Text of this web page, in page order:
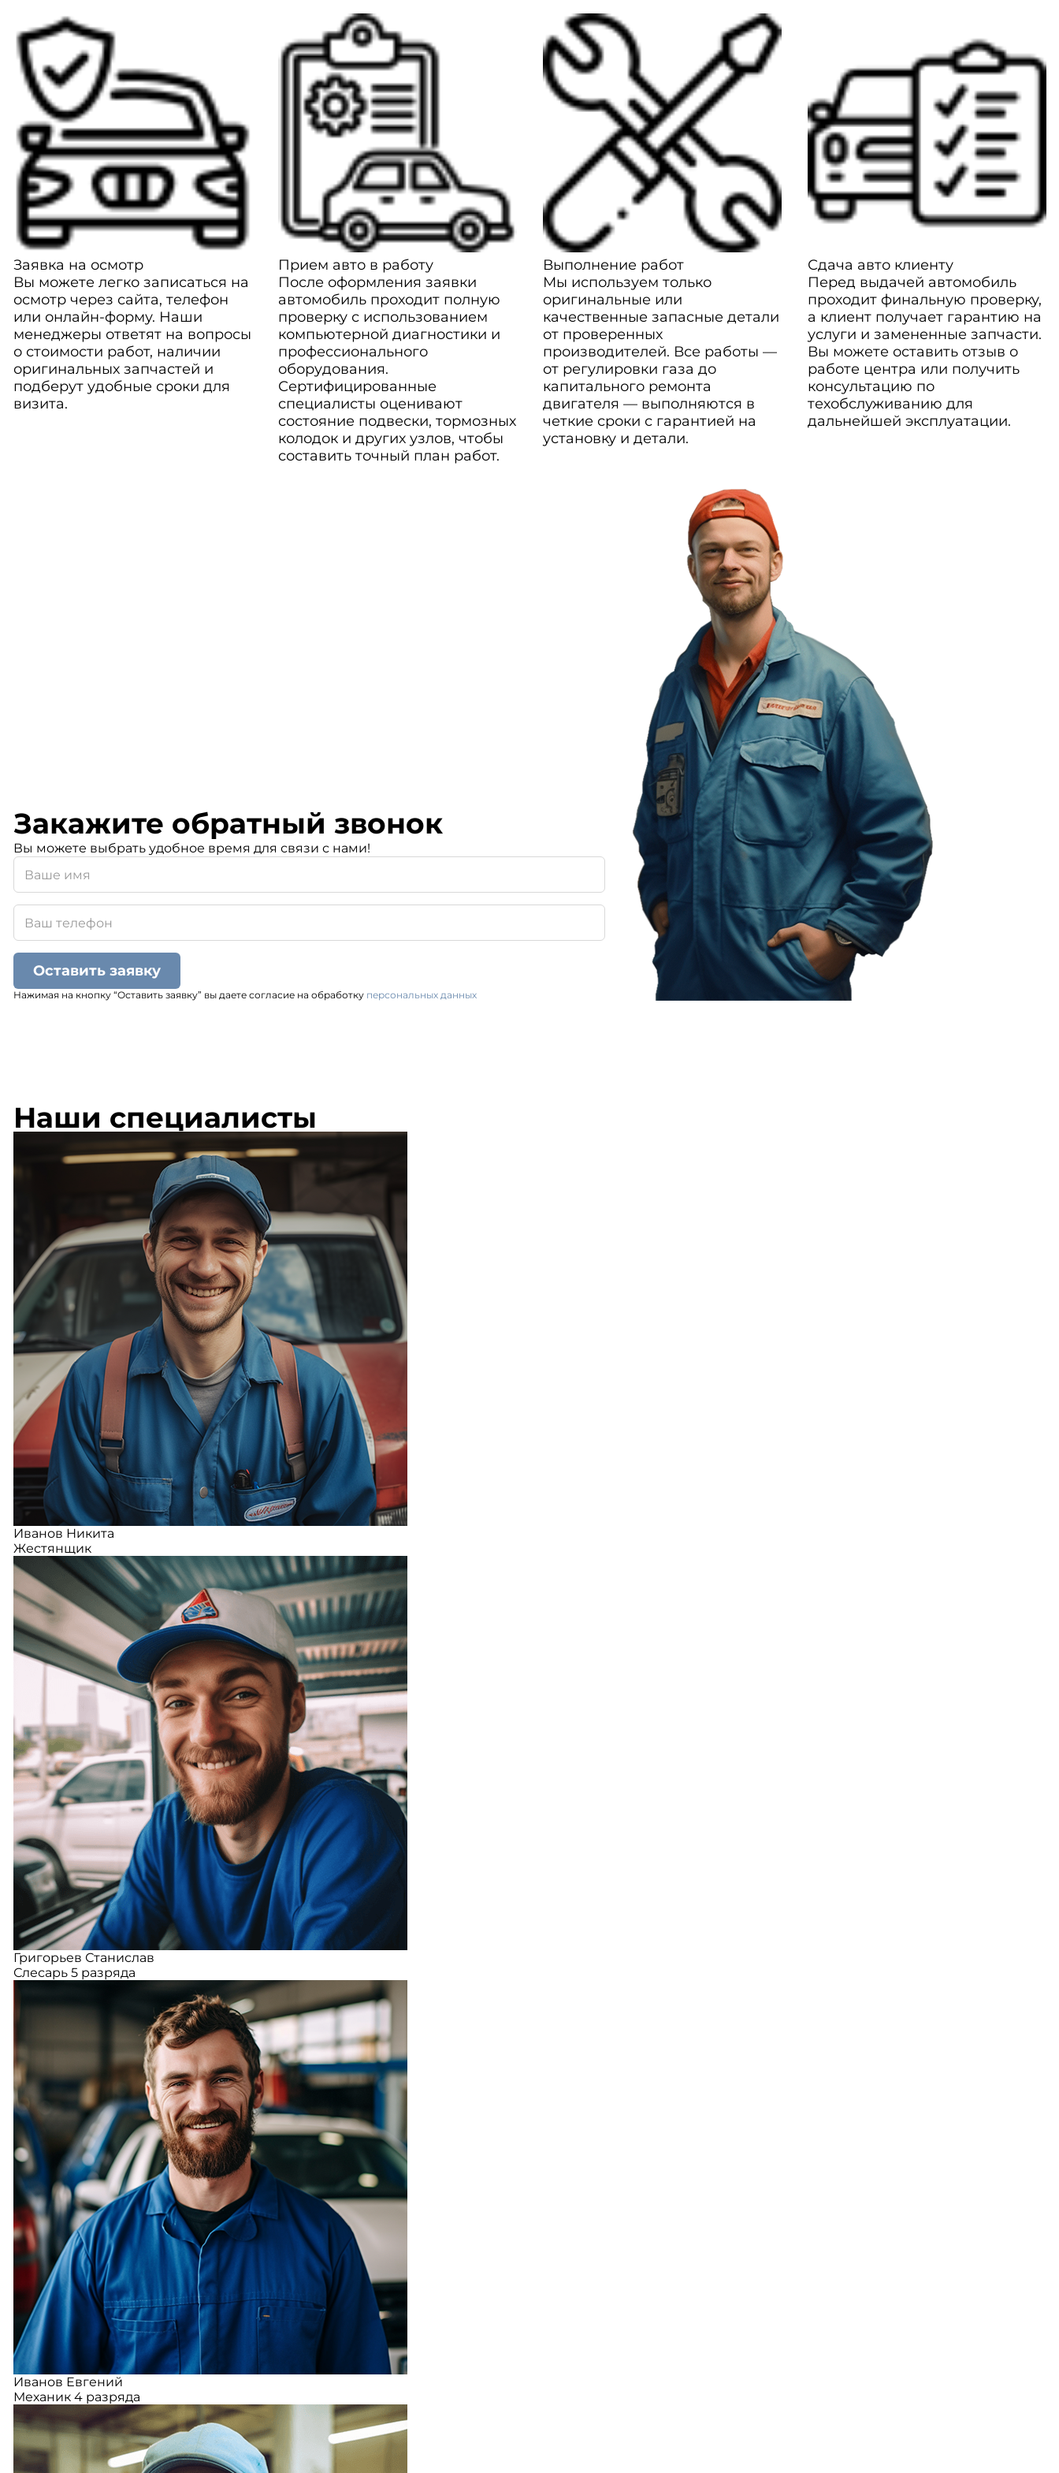
Заявка на осмотр
Вы можете легко записаться на
осмотр через сайта, телефон
или онлайн-форму. Наши
менеджеры ответят на вопросы
о стоимости работ, наличии
оригинальных запчастей и
подберут удобные сроки для
визита.
Прием авто в работу
После оформления заявки
автомобиль проходит полную
проверку с использованием
компьютерной диагностики и
профессионального
оборудования.
Сертифицированные
специалисты оценивают
состояние подвески, тормозных
колодок и других узлов, чтобы
составить точный план работ.
Выполнение работ
Мы используем только
оригинальные или
качественные запасные детали
от проверенных
производителей. Все работы —
от регулировки газа до
капитального ремонта
двигателя — выполняются в
четкие сроки с гарантией на
установку и детали.
Сдача авто клиенту
Перед выдачей автомобиль
проходит финальную проверку,
а клиент получает гарантию на
услуги и замененные запчасти.
Вы можете оставить отзыв о
работе центра или получить
консультацию по
техобслуживанию для
дальнейшей эксплуатации.
Закажите обратный звонок
Вы можете выбрать удобное время для связи с нами!
Оставить заявку
Нажимая на кнопку “Оставить заявку” вы даете согласие на обработку персональных данных
Наши специалисты
Иванов Никита
Жестянщик
Григорьев Станислав
Слесарь 5 разряда
Иванов Евгений
Механик 4 разряда